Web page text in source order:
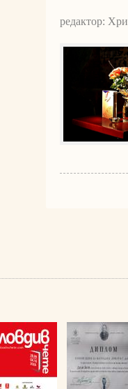
редактор: